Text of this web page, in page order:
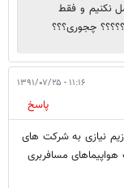
نکنیم و فقط
چجوری؟؟؟
۱۱:۱۶ - ۱۳۹۱/۰۷/۲۵
پاسخ
نیازی به شرکت های
مسافربری